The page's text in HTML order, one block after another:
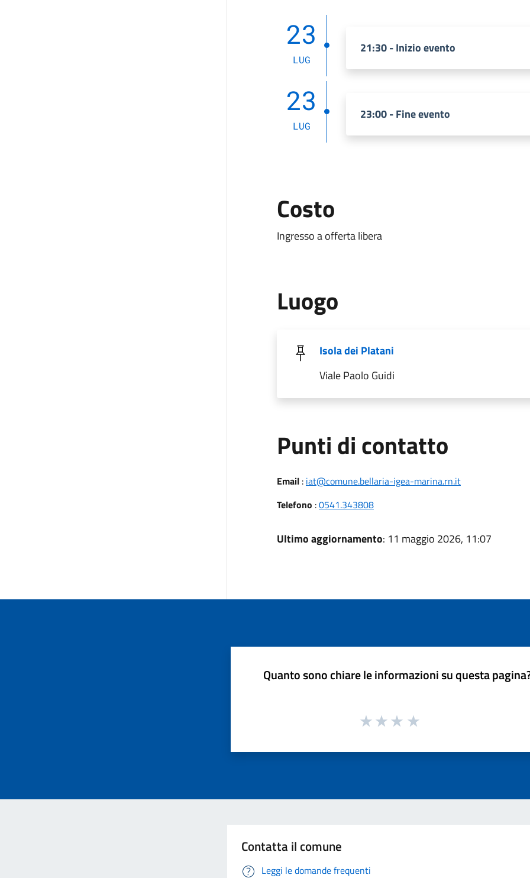
23
LUG
21:30 - Inizio evento
23
LUG
23:00 - Fine evento
Costo
Ingresso a offerta libera
Luogo
Isola dei Platani
Viale Paolo Guidi
Punti di contatto
Email: iat@comune.bellaria-igea-marina.rn.it
Telefono :0541.343808
Ultimo aggiornamento: 11 maggio 2026, 11:07
Quanto sono chiare le informazioni su questa
Contatta il comune
Leggi le domande frequenti